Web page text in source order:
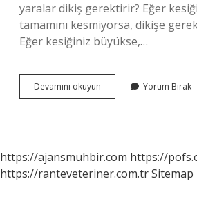
yaralar dikiş gerektirir? Eğer
tamamını kesmiyorsa, dikişe
Eğer kesiğiniz büyükse,…
Devamını okuyun
Durumda
Yorum Bırak
https://ajansmuhbir.com https://
https://ranteveteriner.com.trSitemap